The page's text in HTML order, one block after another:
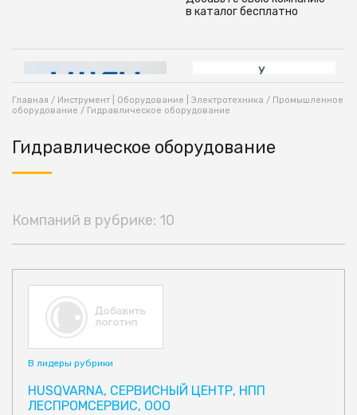
в каталог бесплатно
Главная / Инструмент | Оборудование | Электротехника / Промышленное
оборудование / Гидравлическое оборудование
Гидравлическое оборудование
Компаний в рубрике: 10
В лидеры рубрики
HUSQVARNA, СЕРВИСНЫЙ ЦЕНТР, НПП
ЛЕСПРОМСЕРВИС, ООО